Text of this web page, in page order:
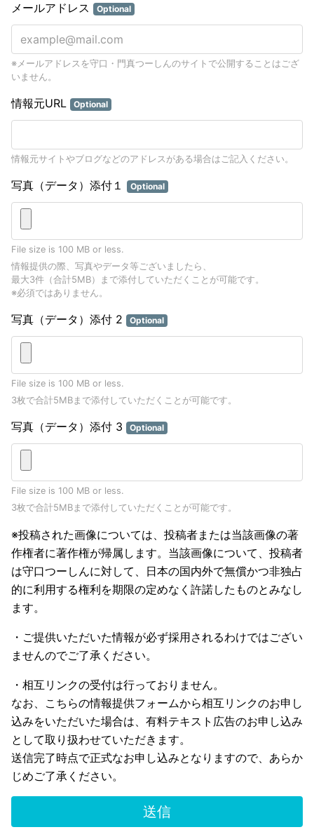
メールアドレス Optional
※メールアドレスを守口・門真つーしんのサイトで公開することはござ
いません。
情報元URL Optional
情報元サイトやブログなどのアドレスがある場合はご記入ください。
写真（データ）添付１ Optional
File size is 100 MB or less.
情報提供の際、写真やデータ等ございましたら、
最大3件（合計5MB）まで添付していただくことが可能です。
※必須ではありません。
写真（データ）添付 2 Optional
File size is 100 MB or less.
3枚で合計5MBまで添付していただくことが可能です。
写真（データ）添付 3 Optional
File size is 100 MB or less.
3枚で合計5MBまで添付していただくことが可能です。
※投稿された画像については、投稿者または当該画像の著
作権者に著作権が帰属します。当該画像について、投稿者
は守口つーしんに対して、日本の国内外で無償かつ非独占
的に利用する権利を期限の定めなく許諾したものとみなし
ます。
・ご提供いただいた情報が必ず採用されるわけではござい
ませんのでご了承ください。
・相互リンクの受付は行っておりません。
なお、こちらの情報提供フォームから相互リンクのお申し
込みをいただいた場合は、有料テキスト広告のお申し込み
として取り扱わせていただきます。
送信完了時点で正式なお申し込みとなりますので、あらか
じめご了承ください。
送信